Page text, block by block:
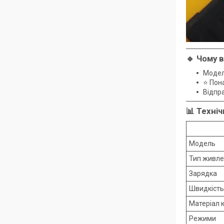
🔹 Чому
⭐
📊
Модель
Тип
Зарядка
Матеріал
Режими